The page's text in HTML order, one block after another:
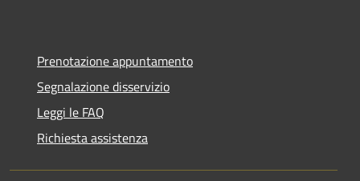
Prenotazione appuntamento
Segnalazione disservizio
Leggi le FAQ
Richiesta assistenza